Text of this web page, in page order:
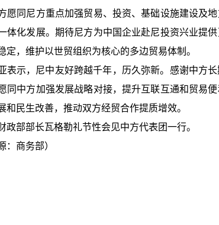
愿同尼方重点加强贸易、投资、基础设施建设及
体化发展。期待尼方为中国企业赴尼投资兴业提
定，维护以世贸组织为核心的多边贸易体制。
表示，尼中友好跨越千年，历久弥新。感谢中方
同中方加强发展战略对接，提升互联互通和贸易
和民生改善，推动双方经贸合作提质增效。
政部部长瓦格勒礼节性会见中方代表团一行。
：商务部）